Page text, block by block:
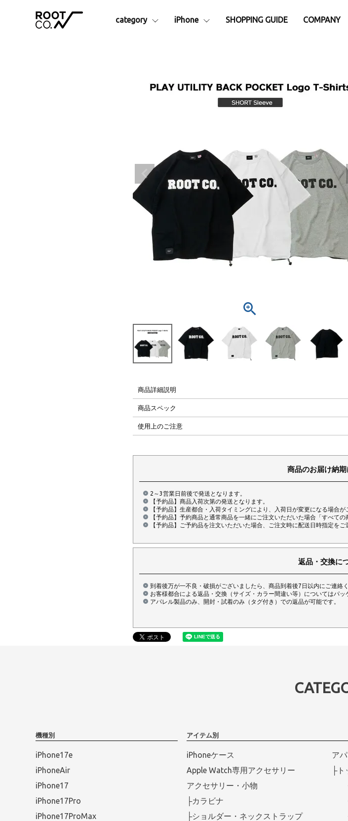
category
アクセサリー・小物
├カラビナ
├ストラップ
├液晶保護ガラスフィルム
├インナーシート
ランタン・充電器・バッテリー
予備・交換パーツ
ア
- バ
-
-
-
├パ
-
-
└そ
フ
iPhone
iPhone16ProMax
SHOPPING GUIDE COMPANY
商品詳細説明
商品スペック
使用上のご注意
商品のお届け納
2～3営業日前後で発送となります。
【予約品】商品入荷次第の発送となります。
【予約品】生産都合・入荷タイミングにより、入荷日が変更になる場合が
【予約品】予約商品と通常商品を一緒にご注文いただいた場合「すべての
【予約品】ご予約品を注文いただいた場合、ご注文時に配送日時指定を
返品・交換に
到着後万が一不良・破損がございましたら、商品到着後7日以内にご連絡く
お客様都合による返品・交換（サイズ・カラー間違い等）についてはパッ
アパレル製品のみ、開封・試着のみ（タグ付き）での返品が可能です。
機種別
iPhone17e
iPhoneAir
iPhone17
iPhone17Pro
iPhone17ProMax
アイテム別
iPhoneケース
Apple Watch専用アクセサリー
アクセサリー・小物
├カラビナ
├ショルダー・ネックストラップ
ア
├ト
-
-
-